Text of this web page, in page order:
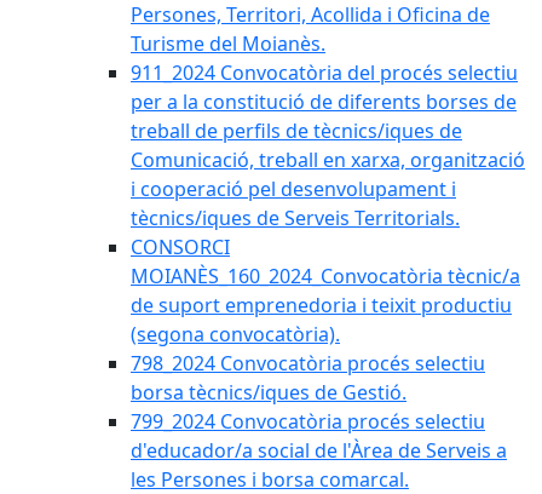
Persones, Territori, Acollida i Oficina de
Turisme del Moianès.
911_2024 Convocatòria del procés selectiu
per a la constitució de diferents borses de
treball de perfils de tècnics/iques de
Comunicació, treball en xarxa, organització
i cooperació pel desenvolupament i
tècnics/iques de Serveis Territorials.
CONSORCI
MOIANÈS_160_2024_Convocatòria tècnic/a
de suport emprenedoria i teixit productiu
(segona convocatòria).
798_2024 Convocatòria procés selectiu
borsa tècnics/iques de Gestió.
799_2024 Convocatòria procés selectiu
d'educador/a social de l'Àrea de Serveis a
les Persones i borsa comarcal.